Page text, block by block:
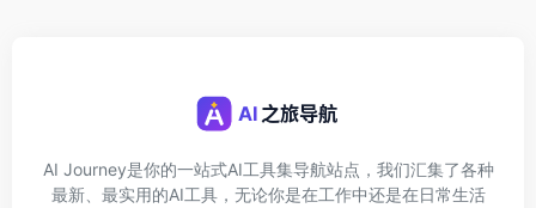
AI Journey是你的一站式AI工具集导航站点，我们汇集了各种
最新、最实用的AI工具，无论你是在工作中还是在日常生活